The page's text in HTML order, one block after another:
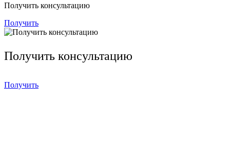
Получить консультацию
Получить
Получить консультацию
Получить